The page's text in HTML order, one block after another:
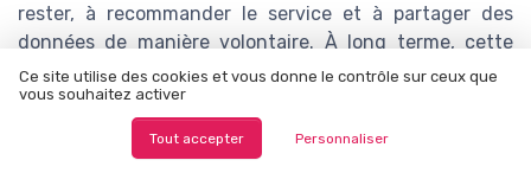
rester, à recommander le service et à partager des
données de manière volontaire. À long terme, cette
approche de responsible design et de digital ethics
crée un avantage compétitif durable, bien au delà des
gains de conversion immédiats promis par les dark
patterns et autres manipulations UX.
Ce site utilise des cookies et vous donne le contrôle sur ceux que
vous souhaitez activer
Tout accepter Personnaliser